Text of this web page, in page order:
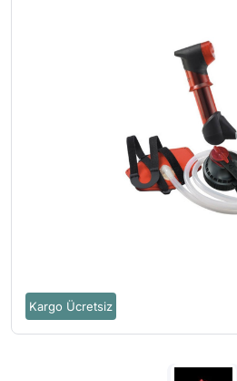
Kargo Ücretsiz